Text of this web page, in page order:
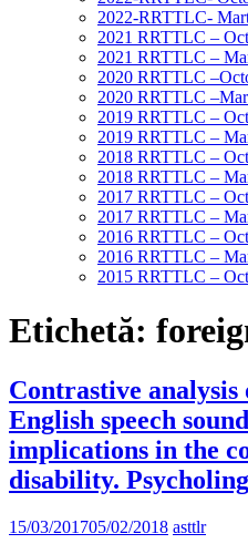
2022-RRTTLC-
2021 RRTTLC –
2021 RRTTLC –
2020 RRTTLC
2020 RRTTLC
2019 RRTTLC –
2019 RRTTLC –
2018 RRTTLC –
2018 RRTTLC –
2017 RRTTLC –
2017 RRTTLC –
2016 RRTTLC –
2016 RRTTLC –
2015 RRTTLC –
Etichetă:
Contrastive analysis
English speech
implications in the
disability.
15/03/201705/02/2018 asttlr